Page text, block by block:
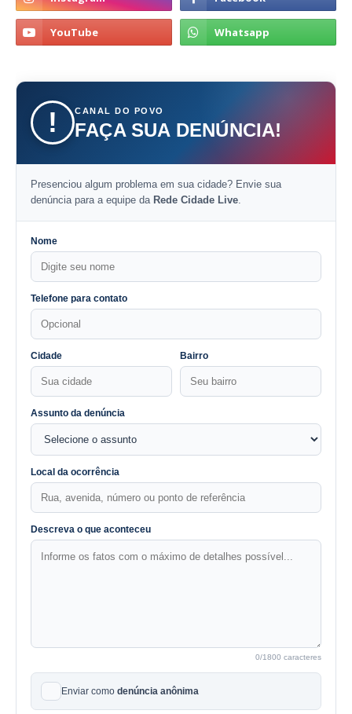
! CANAL DO POVO
FAÇA SUA DENÚNCIA!
Presenciou algum problema em sua cidade? Envie sua
denúncia para a equipe da Rede Cidade Live
Nome
Telefone para contato
Cidade Bairro
Assunto da denúncia
Local da ocorrência
Descreva o que aconteceu
0/1800 caracteres
Enviar como denúncia anônima